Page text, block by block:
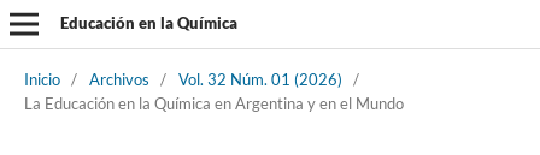
Educación en la Química
Inicio / Archivos / Vol. 32 Núm. 01 (2026)
/
La Educación en la Química en Argentina y en el Mundo